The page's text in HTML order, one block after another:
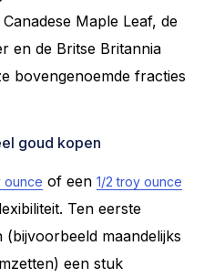
Maple Leaf, de
en de Britse Britannia
bovengenoemde fracties
goud kopen
ounce of een 1/2 troy ounce
Ten eerste
maandelijks
een stuk